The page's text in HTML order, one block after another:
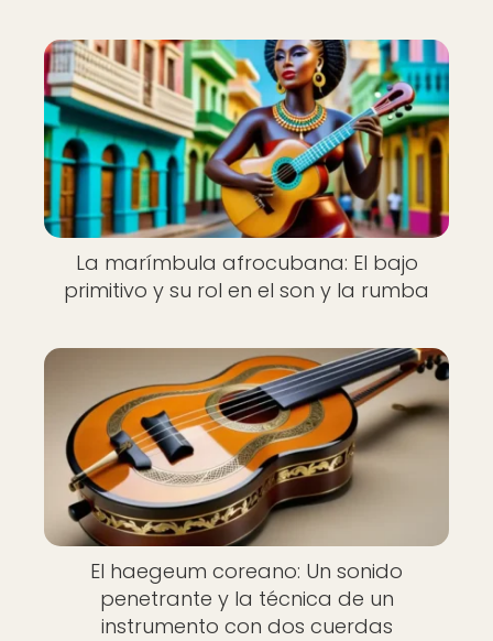
La marímbula afrocubana: El bajo
primitivo y su rol en el son y la rumba
El haegeum coreano: Un sonido
penetrante y la técnica de un
instrumento con dos cuerdas